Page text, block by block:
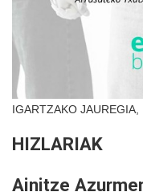
IGARTZAKO JAUREGIA,
HIZLARIAK
Ainitze